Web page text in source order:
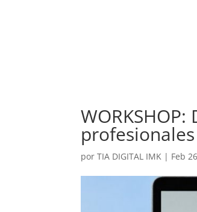
profesionales
porTIA DIGITAL IMK | Feb